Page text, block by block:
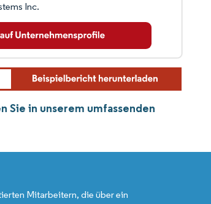
Inc.
Sie in unserem umfassenden
Mitarbeitern, die über ein